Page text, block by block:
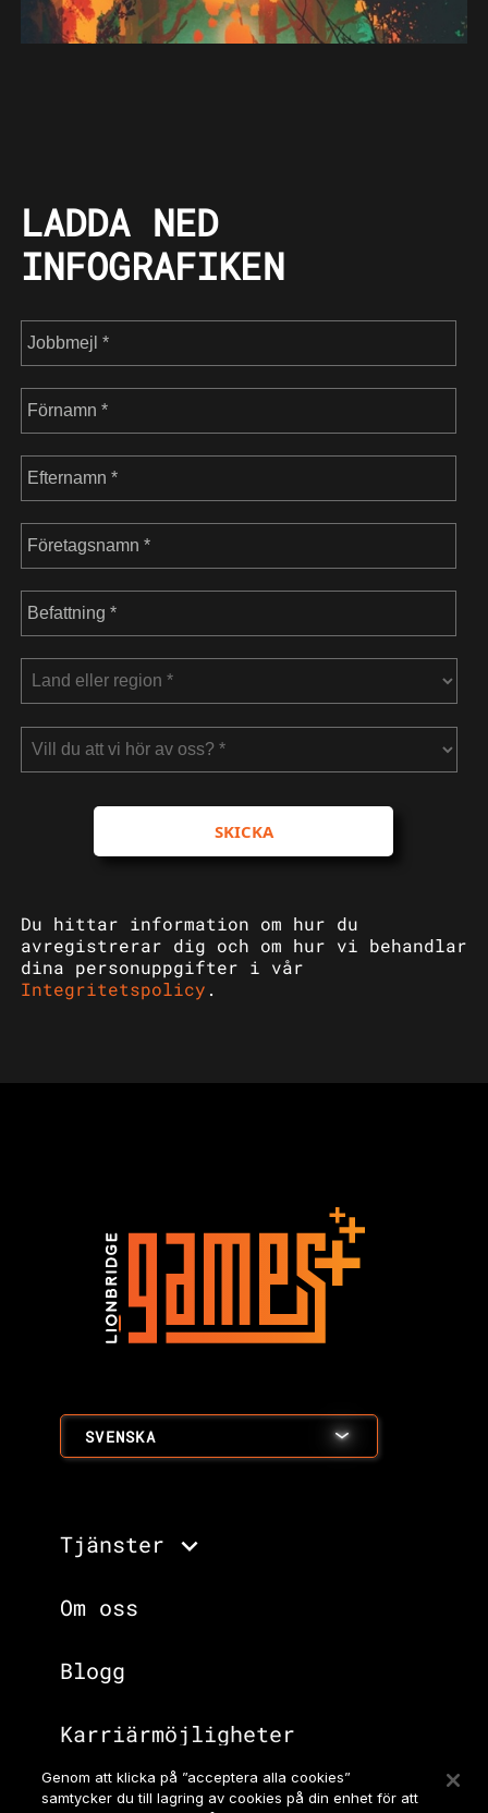
LADDA NED
INFOGRAFIKEN
SKICKA
Du hittar information om hur du
avregistrerar dig och om hur vi behandlar
dina personuppgifter i vår
Integritetspolicy .
SVENSKA
Tjänster
Om oss
Blogg
Karriärmöjligheter
Genom att klicka på ”acceptera alla cookies”
samtycker du till lagring av cookies på din enhet för att